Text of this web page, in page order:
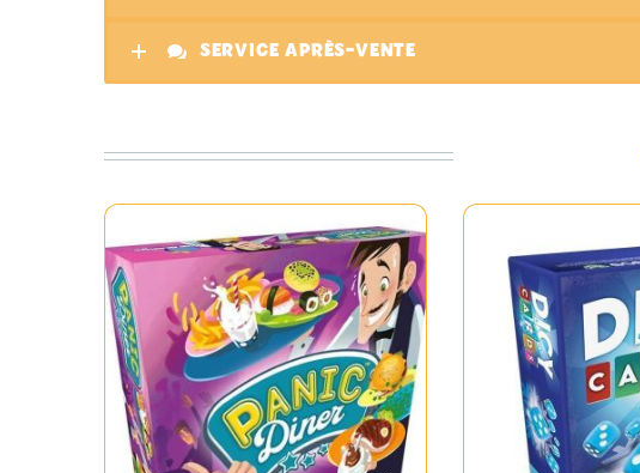
SERVICE APRÈS-VENTE